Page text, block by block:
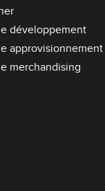
développement
approvisionnement
merchandising